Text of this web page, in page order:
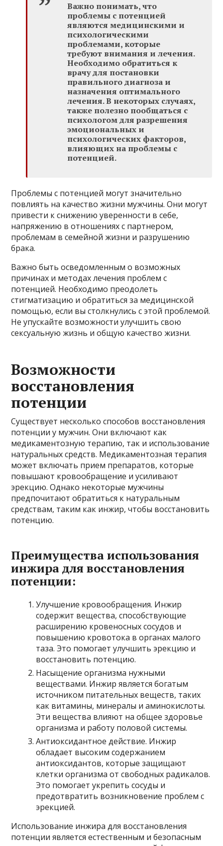
Важно понимать, что
проблемы с потенцией
являются медицинскими и
психологическими
проблемами, которые
требуют внимания и лечения.
Необходимо обратиться к
врачу для постановки
правильного диагноза и
назначения оптимального
лечения. В некоторых случаях,
также полезно пообщаться с
психологом для разрешения
эмоциональных и
психологических факторов,
влияющих на проблемы с
потенцией.
Проблемы с потенцией могут значительно
повлиять на качество жизни мужчины. Они могут
привести к снижению уверенности в себе,
напряжению в отношениях с партнером,
проблемам в семейной жизни и разрушению
брака.
Важно быть осведомленным о возможных
причинах и методах лечения проблем с
потенцией. Необходимо преодолеть
стигматизацию и обратиться за медицинской
помощью, если вы столкнулись с этой проблемой.
Не упускайте возможности улучшить свою
сексуальную жизнь и общую качество жизни.
Возможности
восстановления
потенции
Существует несколько способов восстановления
потенции у мужчин. Они включают как
медикаментозную терапию, так и использование
натуральных средств. Медикаментозная терапия
может включать прием препаратов, которые
повышают кровообращение и усиливают
эрекцию. Однако некоторые мужчины
предпочитают обратиться к натуральным
средствам, таким как инжир, чтобы восстановить
потенцию.
Преимущества использования
инжира для восстановления
потенции:
Улучшение кровообращения. Инжир
содержит вещества, способствующие
расширению кровеносных сосудов и
повышению кровотока в органах малого
таза. Это помогает улучшить эрекцию и
восстановить потенцию.
Насыщение организма нужными
веществами. Инжир является богатым
источником питательных веществ, таких
как витамины, минералы и аминокислоты.
Эти вещества влияют на общее здоровье
организма и работу половой системы.
Антиоксидантное действие. Инжир
обладает высоким содержанием
антиоксидантов, которые защищают
клетки организма от свободных радикалов.
Это помогает укрепить сосуды и
предотвратить возникновение проблем с
эрекцией.
Использование инжира для восстановления
потенции является естественным и безопасным